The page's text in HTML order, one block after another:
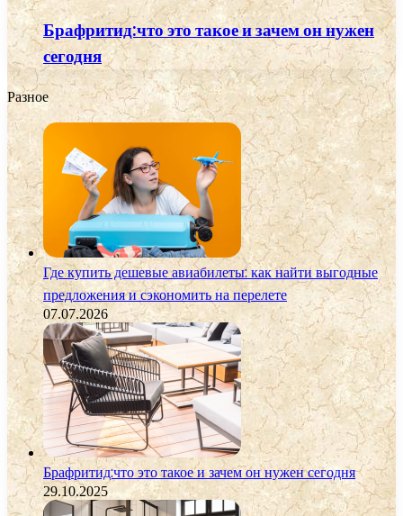
Брафритид:что это такое и зачем он нужен
сегодня
Разное
Где купить дешевые авиабилеты: как найти выгодные
предложения и сэкономить на перелете
07.07.2026
Брафритид:что это такое и зачем он нужен сегодня
29.10.2025